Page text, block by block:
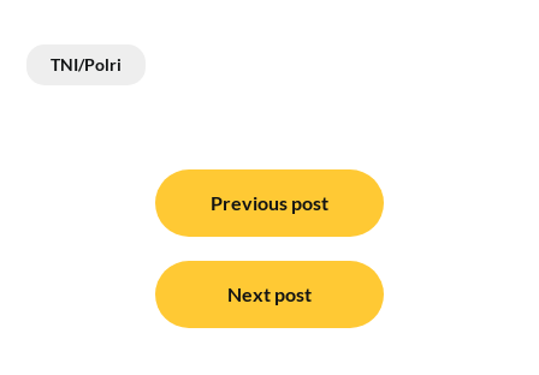
TNI/Polri
Previous post
Next post